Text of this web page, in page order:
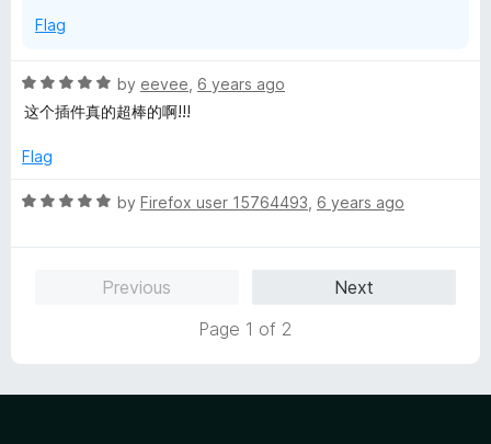
Flag
R
a
e
5
by eevee 6 years ago
这个插件真的超棒的啊!!!
Flag
R
by Firefox user 15764493 6 years ago
Previous
Next
Page 1 of 2